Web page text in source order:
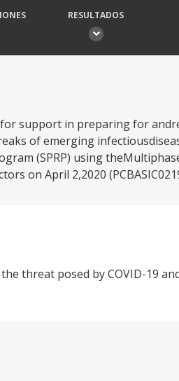
RESULTADOS
support in preparing for
of emerging
(SPRP) using
on April 2,2020
threat posed by COVID-19